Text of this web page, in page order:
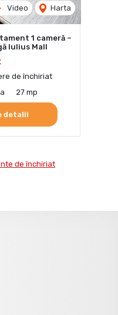
Video Harta
1 cameră –
Iulius Mall
de închiriat
27 mp
detalii
de închiriat